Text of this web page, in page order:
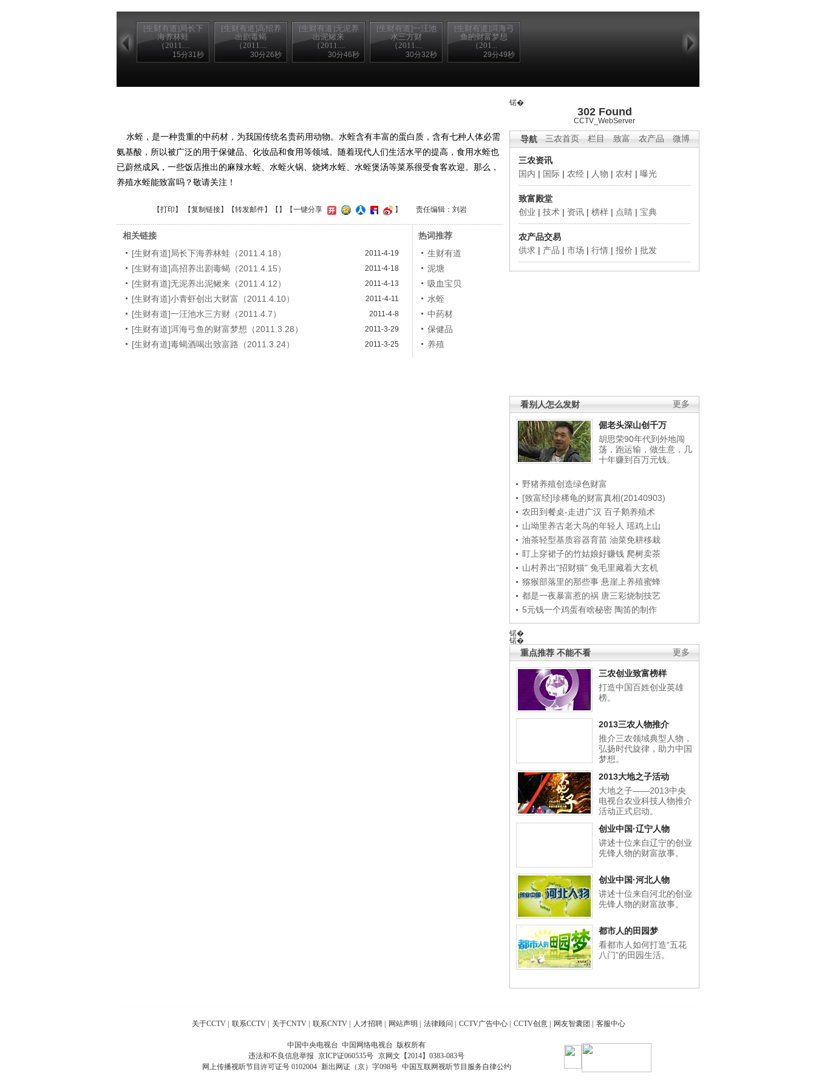
[生财有道]局长下
海养林蛙
（2011....
15分31秒
[生财有道]高招养
出剧毒蝎
（2011....
30分26秒
[生财有道]无泥养
出泥鳅来
（2011....
30分46秒
[生财有道]一汪池
水三方财
（2011....
30分32秒
[生财有道]洱海弓
鱼的财富梦想
（201...
29分49秒
锘�
302 Found
CCTV_WebServer
三农首页 栏目 致富 农产品 微博
导航
三农资讯
国内 | 国际 | 农经 | 人物 | 农村 | 曝光
致富殿堂
创业 | 技术 | 资讯 | 榜样 | 点睛 | 宝典
农产品交易
供求 | 产品 | 市场 | 行情 | 报价 | 批发
更多
看别人怎么发财
倔老头深山创千万
胡思荣90年代到外地闯
荡，跑运输，做生意，几
十年赚到百万元钱。
野猪养殖创造绿色财富
[致富经]珍稀龟的财富真相(20140903)
农田到餐桌-走进广汉 百子鹅养殖术
山坳里养古老大鸟的年轻人 瑶鸡上山
油茶轻型基质容器育苗 油菜免耕移栽
盯上穿裙子的竹姑娘好赚钱 爬树卖茶
山村养出"招财猫" 兔毛里藏着大玄机
猕猴部落里的那些事 悬崖上养殖蜜蜂
都是一夜暴富惹的祸 唐三彩烧制技艺
5元钱一个鸡蛋有啥秘密 陶笛的制作
锘�
锘�
更多
重点推荐 不能不看
三农创业致富榜样
打造中国百姓创业英雄
榜。
2013三农人物推介
推介三农领域典型人物，
弘扬时代旋律，助力中国
梦想。
2013大地之子活动
大地之子——2013中央
电视台农业科技人物推介
活动正式启动。
创业中国·辽宁人物
讲述十位来自辽宁的创业
先锋人物的财富故事。
创业中国·河北人物
讲述十位来自河北的创业
先锋人物的财富故事。
都市人的田园梦
看都市人如何打造“五花
八门”的田园生活。
水蛭，是一种贵重的中药材，为我国传统名贵药用动物。水蛭含有丰富的蛋白质，含有七种人体必需
氨基酸，所以被广泛的用于保健品、化妆品和食用等领域。随着现代人们生活水平的提高，食用水蛭也
已蔚然成风，一些饭店推出的麻辣水蛭、水蛭火锅、烧烤水蛭、水蛭煲汤等菜系很受食客欢迎。那么，
养殖水蛭能致富吗？敬请关注！
【打印 】 【复制链接】【转发邮件】【 】 【一键分享 】 责任编辑：刘岩
相关链接
[生财有道]局长下海养林蛙（2011.4.18）
2011-4-19
[生财有道]高招养出剧毒蝎（2011.4.15） 2011-4-18
[生财有道]无泥养出泥鳅来（2011.4.12） 2011-4-13
[生财有道]小青虾创出大财富（2011.4.10） 2011-4-11
[生财有道]一汪池水三方财（2011.4.7） 2011-4-8
[生财有道]洱海弓鱼的财富梦想（2011.3.28） 2011-3-29
[生财有道]毒蝎酒喝出致富路（2011.3.24） 2011-3-25
热词推荐
生财有道
泥塘
吸血宝贝
水蛭
中药材
保健品
养殖
关于CCTV 联系CCTV 关于CNTV 联系CNTV 人才招聘 网站声明 法律顾问 CCTV广告中心 CCTV创意 网友智囊团 客服中心
中国中央电视台 中国网络电视台 版权所有
违法和不良信息举报 京ICP证060535号
京网文【2014】0383-083号
网上传播视听节目许可证号 0102004 新出网证（京）字098号 中国互联网视听节目服务自律公约